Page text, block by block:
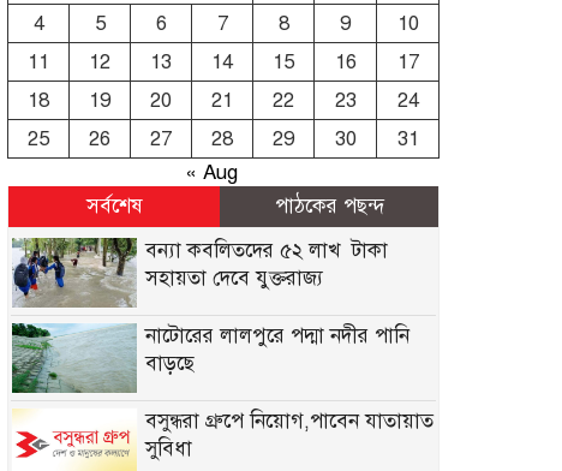
4
5 6 7 8 9
10
11
12 13 14 15 16
17
18
19 20 21 22 23
24
25
26 27 28 29 30
31
« Aug
সর্বশেষ
পাঠকের পছন্দ
বন্যা কব‌লিতদের ৫২ লাখ টাকা
সহায়তা দেবে যুক্তরাজ্য
নাটোরের লালপুরে পদ্মা নদীর পানি
বাড়ছে
বসুন্ধরা গ্রুপে নিয়োগ,পাবেন যাতায়াত
সুবিধা